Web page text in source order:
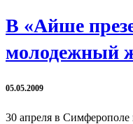
В «Айше
молодежный
05.05.2009
30 апреля в Симферополе